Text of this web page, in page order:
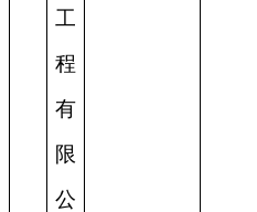
工
程
有
限
公